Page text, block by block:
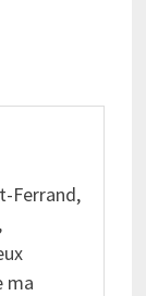
Ferrand,
ma